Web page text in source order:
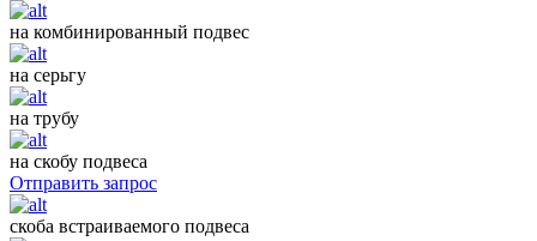
на комбинированный подвес
на серьгу
на трубу
на скобу подвеса
Отправить запрос
скоба встраиваемого подвеса